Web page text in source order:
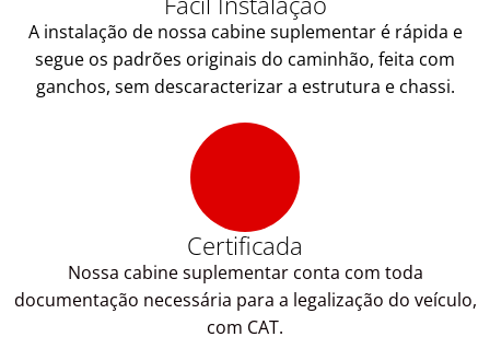
A instalação de nossa cabine suplementar é rápida e
segue os padrões originais do caminhão, feita com
ganchos, sem descaracterizar a estrutura e chassi.
Certificada
Nossa cabine suplementar conta com toda
documentação necessária para a legalização do veículo,
com CAT.